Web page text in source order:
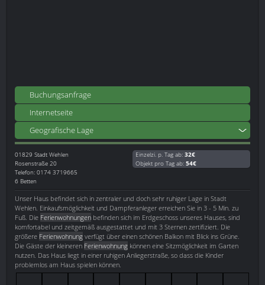
Buchungsanfrage
Internetseite
Geografische Lage
01829 Stadt Wehlen
Rosenstraße 20
Telefon: 0174 3719665
6 Betten
Einzelzi. p. Tag ab: 32€
Objekt pro Tag ab: 54€
Unser Haus befindet sich in zentraler und doch sehr ruhiger Lage in Stadt
Wehlen. Einkaufsmöglichkeit und Dampferanleger erreichen Sie in 3 - 5 Min. zu
Fuß. Die Ferienwohnungen befinden sich im Erdgeschoss unseres Hauses, sind
komfortabel und zeitgemäß ausgestattet und mit 3 Sternen zertifiziert. Die
größere Ferienwohnung verfügt über einen schönen Balkon mit Blick ins Grüne.
Die Gäste der kleineren Ferienwohnung können eine Sitzmöglichkeit im Garten
nutzen. Das Haus liegt in einer ruhigen Anliegerstraße, so dass die Kinder
problemlos am Haus spielen können.